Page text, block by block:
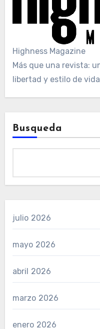
Highness Magazine
Más que una revista:
libertad y estilo de
Busqueda
julio 2026
mayo 2026
abril 2026
marzo 2026
enero 2026